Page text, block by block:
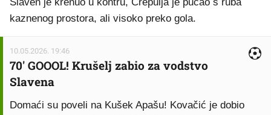
kaznenog prostora, ali visoko preko gola.
10.05.2026. 19:46
70' GOOOL! Krušelj zabio za vodstvo
Slavena
Domaći su poveli na Kušek Apašu! Kovačić je dobio